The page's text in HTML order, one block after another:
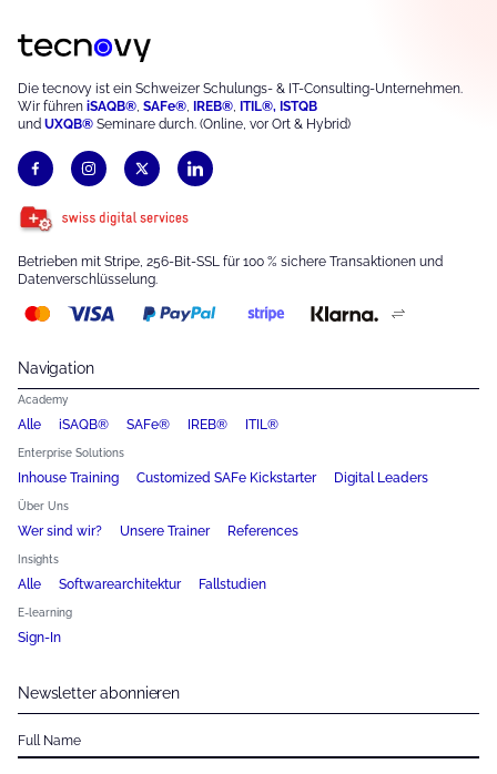
Die tecnovy ist ein Schweizer Schulungs- & IT-Consulting-Unternehmen.
Wir führen iSAQB®, SAFe®, IREB®, ITIL®, ISTQB
und UXQB® Seminare durch. (Online, vor Ort & Hybrid)
Betrieben mit Stripe, 256-Bit-SSL für 100 % sichere Transaktionen und
Datenverschlüsselung.
Navigation
Academy
Alle iSAQB® SAFe® IREB® ITIL®
Enterprise Solutions
Inhouse Training Customized SAFe Kickstarter Digital Leaders
Über Uns
Wer sind wir? Unsere Trainer References
Insights
Alle Softwarearchitektur Fallstudien
E-learning
Sign-In
Newsletter abonnieren
Full Name